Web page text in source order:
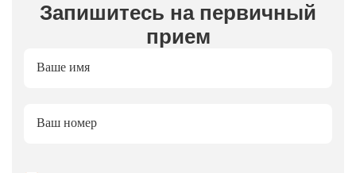
Запишитесь на первичный
прием
Ваше имя
Ваш номер